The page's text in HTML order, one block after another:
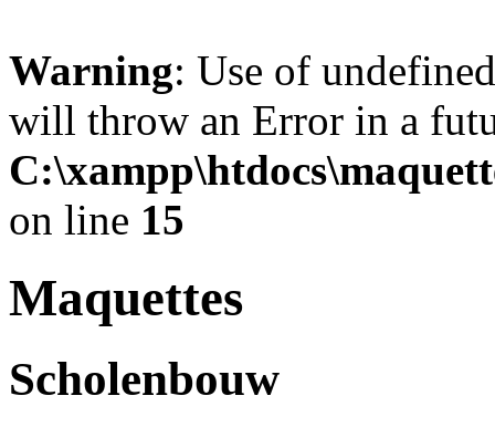
Warning: Use of
will throw an Error in a
on line 15
Maquettes
Scholenbouw